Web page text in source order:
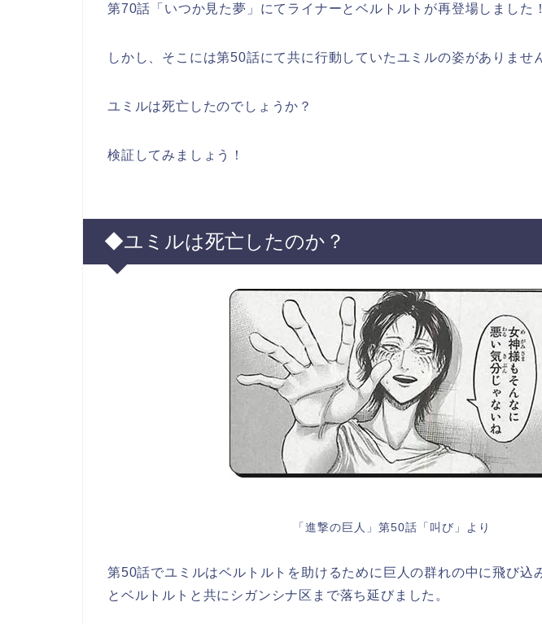
第70話「いつか見た夢」にてライナーとベルトルトが再登場しました！
しかし、そこには第50話にて共に行動していたユミルの姿がありませ
ユミルは死亡したのでしょうか？
検証してみましょう！
◆ユミルは死亡したのか？
「進撃の巨人」第50話「叫び」より
第50話でユミルはベルトルトを助けるために巨人の群れの中に飛び込
とベルトルトと共にシガンシナ区まで落ち延びました。